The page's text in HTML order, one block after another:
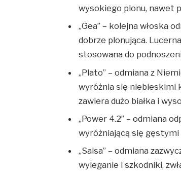
wysokiego plonu, nawet
„Gea” – kolejna włoska
dobrze plonująca.
stosowana do
„Plato” – odmiana z
wyróżnia się niebieskimi
zawiera dużo białka i
„Power 4.2” – odmiana
wyróżniającą się gęstymi
„Salsa” – odmiana
wyleganie i szkodniki,